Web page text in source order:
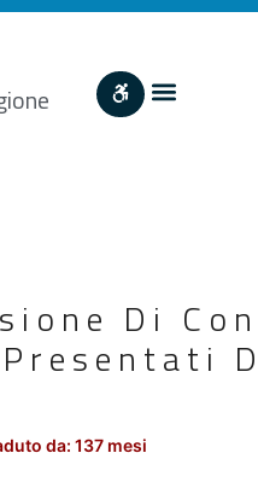
Di
da: 137 mesi